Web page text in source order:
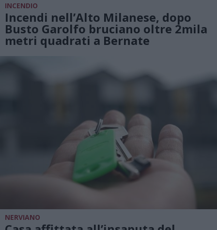
INCENDIO
Incendi nell’Alto Milanese, dopo
Busto Garolfo bruciano oltre 2mila
metri quadrati a Bernate
NERVIANO